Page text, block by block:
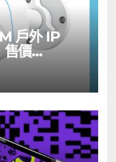
戶外 IP
售價